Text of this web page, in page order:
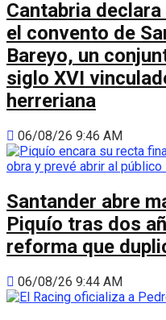
Cantabria
el convento de
Bareyo, un
siglo XVI
herreriana
06/08/26 9:46 AM
Santander abre
Piquío tras dos
reforma que
06/08/26 9:44 AM